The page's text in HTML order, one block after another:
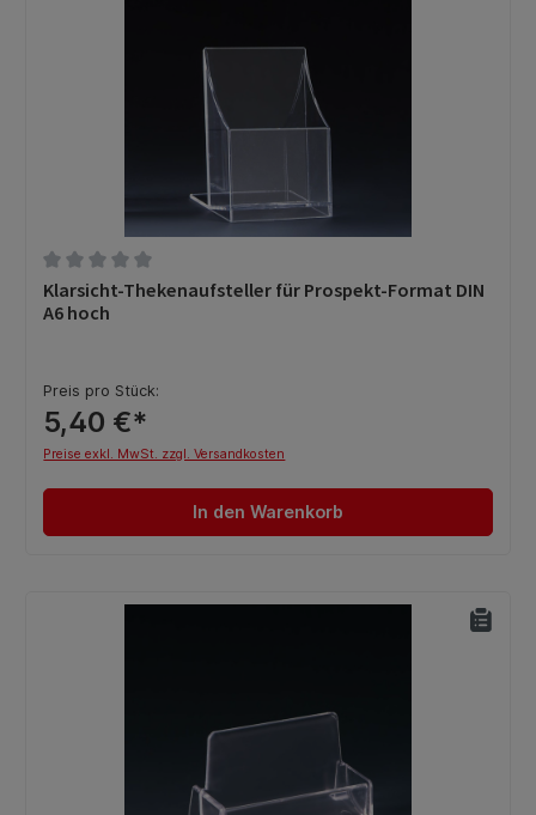
Durchschnittliche Bewertung von 0 von 5 Sternen
Klarsicht-Thekenaufsteller für Prospekt-Format DIN
A6 hoch
Preis pro Stück:
5,40 €*
Preise exkl. MwSt. zzgl. Versandkosten
In den Warenkorb